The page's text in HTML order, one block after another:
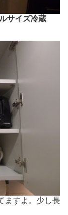
サイズ冷蔵
ますよ。少し長